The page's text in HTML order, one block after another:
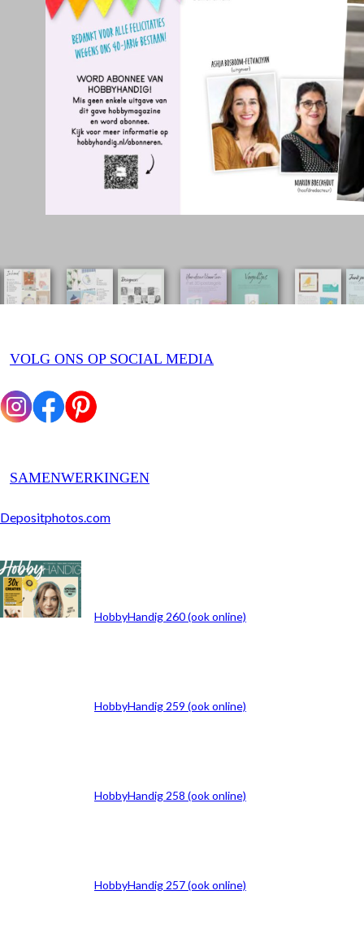
VOLG ONS OP SOCIAL MEDIA
SAMENWERKINGEN
Depositphotos.com
ARCHIEF
HobbyHandig 260 (ook online)
HobbyHandig 259 (ook online)
HobbyHandig 258 (ook online)
HobbyHandig 257 (ook online)